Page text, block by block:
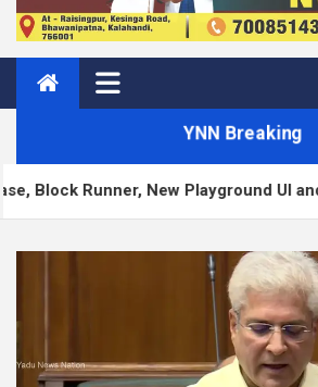
YNN Breaking
New Playground UI and more —